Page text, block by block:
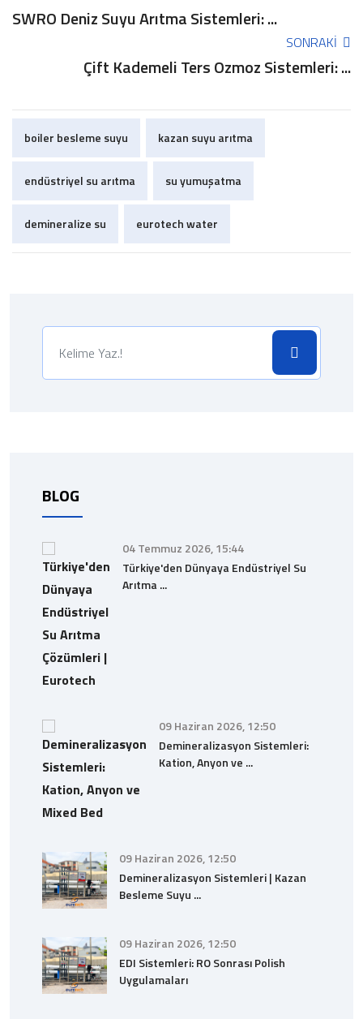
SWRO Deniz Suyu Arıtma Sistemleri: ...
SONRAKI
Çift Kademeli Ters Ozmoz Sistemleri: ...
boiler besleme suyu kazan suyu arıtma
endüstriyel su arıtma su yumuşatma
demineralize su eurotech water
BLOG
04 Temmuz 2026, 15:44
Türkiye'den Dünyaya Endüstriyel Su
Arıtma ...
09 Haziran 2026, 12:50
Demineralizasyon Sistemleri:
Kation, Anyon ve ...
09 Haziran 2026, 12:50
Demineralizasyon Sistemleri | Kazan
Besleme Suyu ...
09 Haziran 2026, 12:50
EDI Sistemleri: RO Sonrası Polish
Uygulamaları